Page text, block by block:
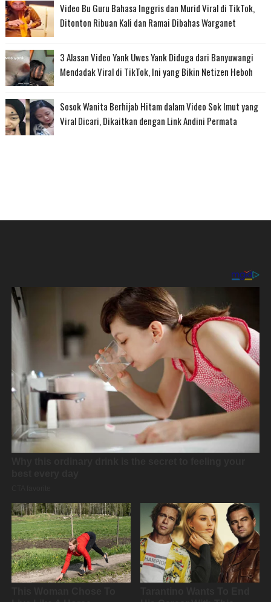
Video Bu Guru Bahasa Inggris dan Murid Viral di TikTok,
Ditonton Ribuan Kali dan Ramai Dibahas Warganet
3 Alasan Video Yank Uwes Yank Diduga dari Banyuwangi
Mendadak Viral di TikTok, Ini yang Bikin Netizen Heboh
Sosok Wanita Berhijab Hitam dalam Video Sok Imut yang
Viral Dicari, Dikaitkan dengan Link Andini Permata